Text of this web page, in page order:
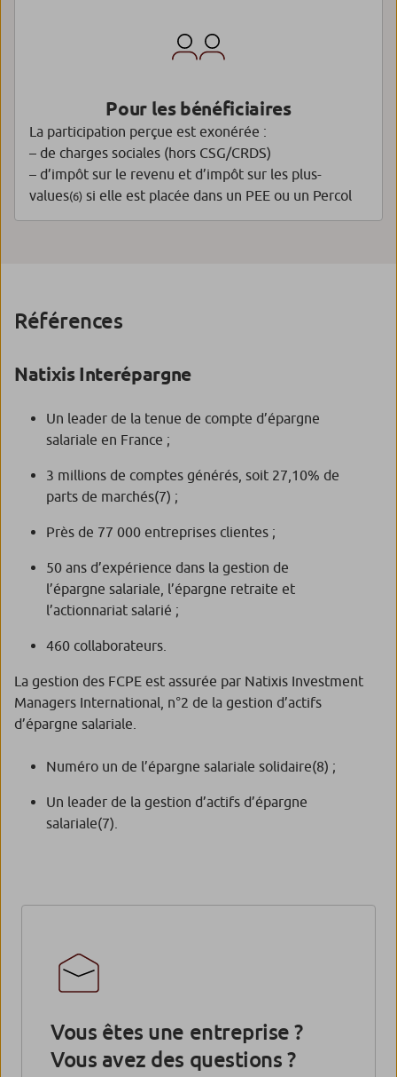
Pour les bénéficiaires
La participation perçue est exonérée :
– de charges sociales (hors CSG/CRDS)
– d’impôt sur le revenu et d’impôt sur les plus-
values(6) si elle est placée dans un PEE ou un Percol
Références
Natixis Interépargne
Un leader de la tenue de compte d’épargne
salariale en France ;
3 millions de comptes générés, soit 27,10% de
parts de marchés(7) ;
Près de 77 000 entreprises clientes ;
50 ans d’expérience dans la gestion de
l’épargne salariale, l’épargne retraite et
l’actionnariat salarié ;
460 collaborateurs.
La gestion des FCPE est assurée par Natixis Investment
Managers International, n°2 de la gestion d’actifs
d’épargne salariale.
Numéro un de l’épargne salariale solidaire(8) ;
Un leader de la gestion d’actifs d’épargne
salariale(7)
Vous êtes une entreprise ?
Vous avez des questions ?